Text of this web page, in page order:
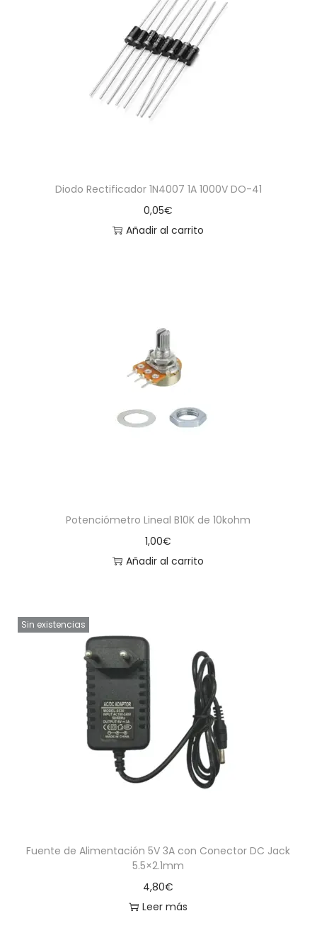
a
c
i
ó
n
i
d
o
Diodo Rectificador 1N4007 1A 1000V DO-41
0,05€
Añadir al carrito
Potenciómetro Lineal B10K de 10kohm
1,00€
Añadir al carrito
Sin existencias
Fuente de Alimentación 5V 3A con Conector DC Jack
5.5×2.1mm
4,80€
Leer más